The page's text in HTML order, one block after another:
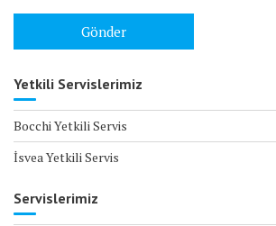
Yetkili Servislerimiz
Bocchi Yetkili Servis
İsvea Yetkili Servis
Servislerimiz